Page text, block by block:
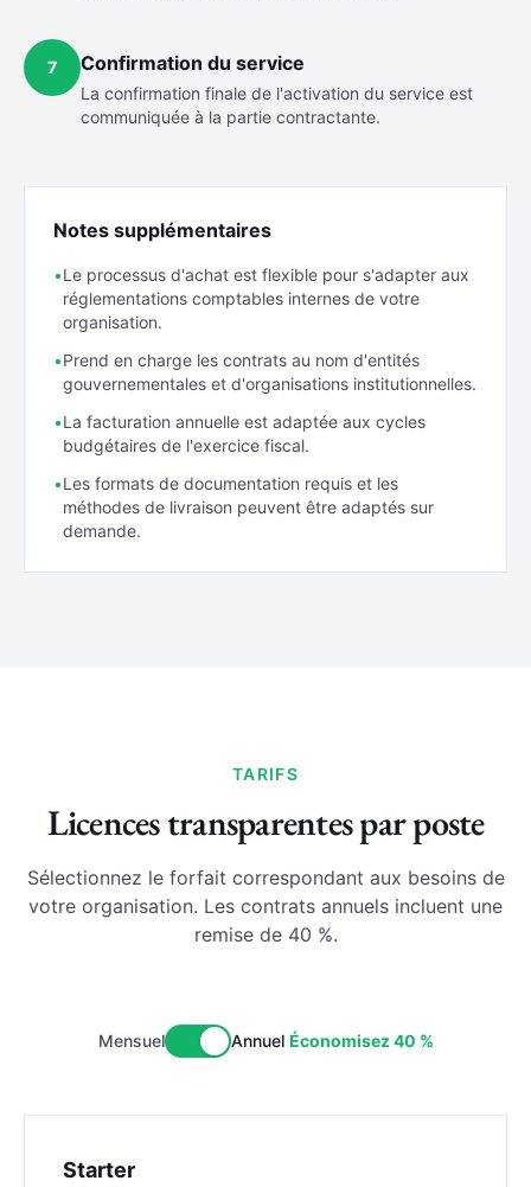
7 Confirmation du service
La confirmation finale de l'activation du service est
communiquée à la partie contractante.
Notes supplémentaires
•Le processus d'achat est flexible pour s'adapter aux
réglementations comptables internes de votre
organisation.
•Prend en charge les contrats au nom d'entités
gouvernementales et d'organisations institutionnelles.
•La facturation annuelle est adaptée aux cycles
budgétaires de l'exercice fiscal.
•Les formats de documentation requis et les
méthodes de livraison peuvent être adaptés sur
demande.
TARIFS
Licences transparentes par poste
Sélectionnez le forfait correspondant aux besoins de
votre organisation. Les contrats annuels incluent une
remise de 40 %.
Mensuel Annuel Économisez 40 %
Starter